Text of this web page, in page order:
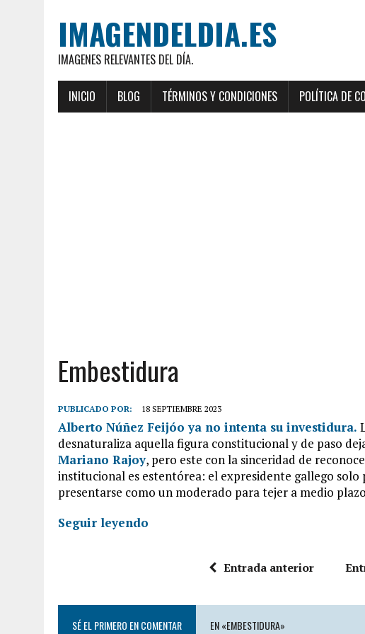
IMAGENDELDIA.ES
IMAGENES RELEVANTES DEL DÍA.
INICIO BLOG TÉRMINOS Y CONDICIONES POLÍTICA DE
Embestidura
PUBLICADO POR: 18 SEPTIEMBRE 2023
Alberto Núñez Feijóo ya no intenta su investidura.
desnaturaliza aquella figura constitucional y de paso
Mariano Rajoy, pero este con la sinceridad de
institucional es estentórea: el expresidente gallego solo
presentarse como un moderado para tejer a medio
Seguir leyendo
Entrada anterior
SÉ EL PRIMERO EN COMENTAR EN «EMBESTIDURA»